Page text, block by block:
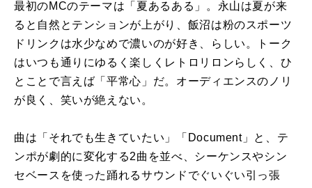
最初のMCのテーマは「夏あるある」。永山は夏が来
ると自然とテンションが上がり、飯沼は粉のスポーツ
ドリンクは水少なめで濃いのが好き、らしい。トーク
はいつも通りにゆるく楽しくレトロリロンらしく、ひ
とことで言えば「平常心」だ。オーディエンスのノリ
が良く、笑いが絶えない。
曲は「それでも生きていたい」「Document」と、テ
ンポが劇的に変化する2曲を並べ、シーケンスやシン
セベースを使った踊れるサウンドでぐいぐい引っ張